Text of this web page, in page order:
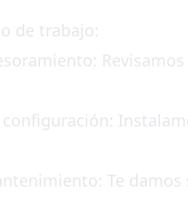
de trabajo:
Te